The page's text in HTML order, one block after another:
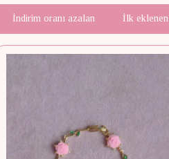
İndirim oranı azalan İlk eklenen